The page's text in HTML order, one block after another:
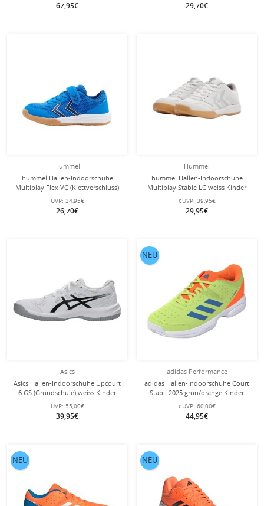
67,95€ 29,70€
Hummel
hummel Hallen-Indoorschuhe
Multiplay Flex VC (Klettverschluss)
blau/weiss Kinder
UVP: 34,95€
26,70€
Hummel
hummel Hallen-Indoorschuhe
Multiplay Stable LC weiss Kinder
eUVP: 39,95€
29,95€
Asics
Asics Hallen-Indoorschuhe Upcourt
6 GS (Grundschule) weiss Kinder
UVP: 55,00€
39,95€
adidas Performance
adidas Hallen-Indoorschuhe Court
Stabil 2025 grün/orange Kinder
eUVP: 60,00€
44,95€
NEU
NEU NEU